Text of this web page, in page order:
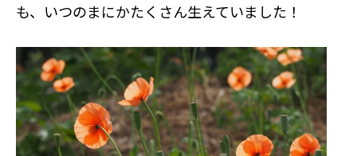
も、いつのまにかたくさん生えていました！